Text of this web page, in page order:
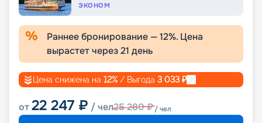
ЭКОНОМ
Раннее бронирование —12%. Цена
вырастет через21 день
Цена снижена на 12% / Выгода 3 033 ₽
от22 247 ₽ / чел25 280₽/ чел